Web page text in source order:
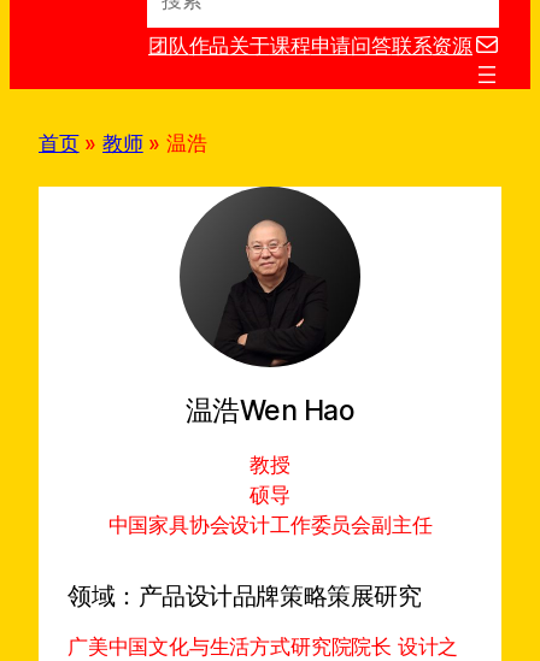
a
h
团队作品关于课程申请问答联系资源电子邮件
首页»教师»温浩
温浩Wen Hao
教授
硕导
中国家具协会设计工作委员会副主任
领域： 产品设计品牌策略策展研究
广美中国文化与生活方式研究院院长 设计之